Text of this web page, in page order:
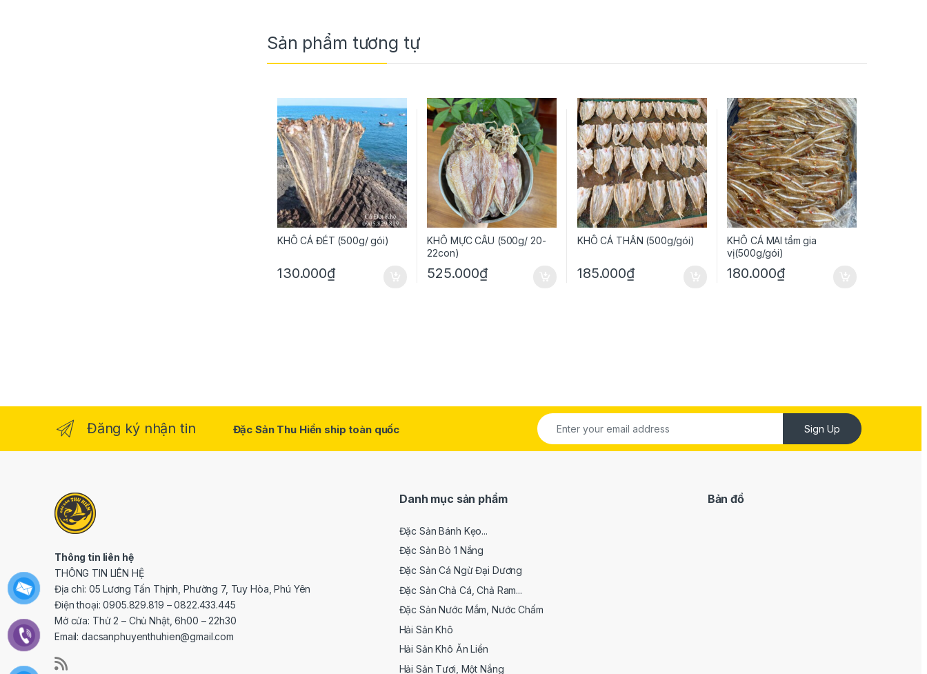
Sản phẩm tương tự
KHÔ CÁ ĐÉT (500g/ gói)
130.000₫
KHÔ MỰC CÂU (500g/ 20-
22con)
525.000₫
KHÔ CÁ THẨN (500g/gói)
185.000₫
KHÔ CÁ MAI tẩm gia
vị(500g/gói)
180.000₫
Đăng ký nhận tin Đặc Sản Thu Hiền ship toàn quốc Sign Up
Thông tin liên hệ
THÔNG TIN LIÊN HỆ
Địa chỉ: 05 Lương Tấn Thịnh, Phường 7, Tuy Hòa, Phú Yên
Điện thoại: 0905.829.819 – 0822.433.445
Mở cửa: Thử 2 – Chủ Nhật, 6h00 – 22h30
Email: dacsanphuyenthuhien@gmail.com
Danh mục sản phẩm
Đặc Sản Bánh Kẹo...
Đặc Sản Bò 1 Nắng
Đặc Sản Cá Ngừ Đại Dương
Đặc Sản Chả Cá, Chả Ram...
Đặc Sản Nước Mắm, Nước Chấm
Hải Sản Khô
Hải Sản Khô Ăn Liền
Hải Sản Tươi, Một Nắng
Bản đồ